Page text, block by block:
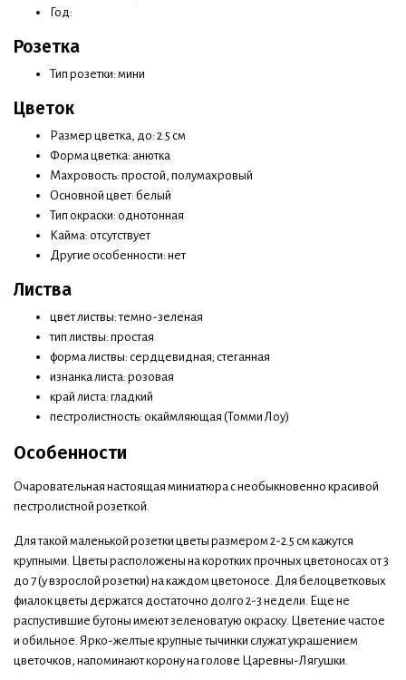
Год:
Розетка
Тип розетки: мини
Цветок
Размер цветка, до: 2.5 см
Форма цветка: анютка
Махровость: простой, полумахровый
Основной цвет: белый
Тип окраски: однотонная
Кайма: отсутствует
Другие особенности: нет
Листва
цвет листвы: темно-зеленая
тип листвы: простая
форма листвы: сердцевидная; стеганная
изнанка листа: розовая
край листа: гладкий
пестролистность: окаймляющая (Томми Лоу)
Особенности
Очаровательная настоящая миниатюра с необыкновенно красивой
пестролистной розеткой.
Для такой маленькой розетки цветы размером 2-2.5 см кажутся
крупными. Цветы расположены на коротких прочных цветоносах от 3
до 7 (у взрослой розетки) на каждом цветоносе. Для белоцветковых
фиалок цветы держатся достаточно долго 2-3 недели. Еще не
распустившие бутоны имеют зеленоватую окраску. Цветение частое
и обильное. Ярко-желтые крупные тычинки служат украшением
цветочков, напоминают корону на голове Царевны-Лягушки.